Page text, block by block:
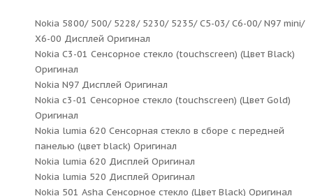
Nokia 5800/ 500/ 5228/ 5230/ 5235/ C5-03/ C6-00/ N97 mini/
X6-00 Дисплей Оригинал
Nokia C3-01 Сенсорное стекло (touchscreen) (Цвет Black)
Оригинал
Nokia N97 Дисплей Оригинал
Nokia c3-01 Сенсорное стекло (touchscreen) (Цвет Gold)
Оригинал
Nokia lumia 620 Сенсорная стекло в сборе с передней
панелью (цвет black) Оригинал
Nokia lumia 620 Дисплей Оригинал
Nokia lumia 520 Дисплей Оригинал
Nokia 501 Asha Сенсорное стекло (Цвет Black) Оригинал